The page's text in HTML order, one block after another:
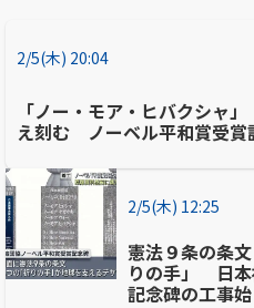
2/5(木) 20:04
「ノー・モア・ヒバクシャ
え刻む ノーベル平和賞受賞
2/5(木) 12:25
憲法９条の条
りの手」 日本
記念碑の工事